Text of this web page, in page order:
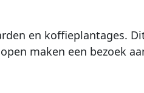
en koffieplantages.
maken een bezoek